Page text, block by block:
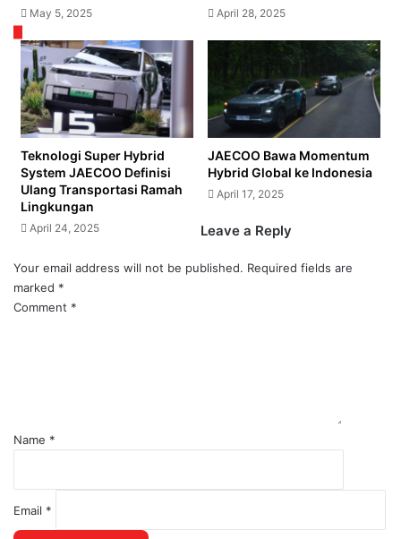
May 5, 2025 April 28, 2025
Teknologi Super Hybrid
System JAECOO Definisi
Ulang Transportasi Ramah
Lingkungan
April 24, 2025
JAECOO Bawa Momentum
Hybrid Global ke Indonesia
April 17, 2025
Leave a Reply
Your email address will not be published. Required fields are
marked *
Comment *
Name *
Email *